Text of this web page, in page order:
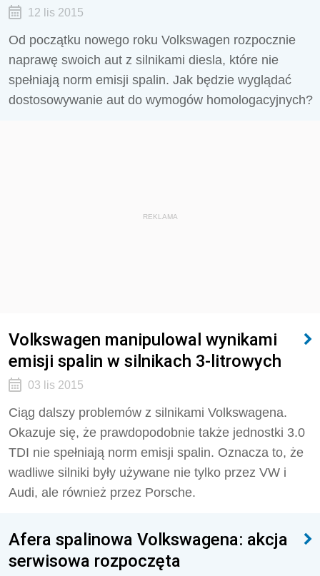
12 lis 2015
Od początku nowego roku Volkswagen rozpocznie
naprawę swoich aut z silnikami diesla, które nie
spełniają norm emisji spalin. Jak będzie wyglądać
dostosowywanie aut do wymogów homologacyjnych?
REKLAMA
Volkswagen manipulowal wynikami
emisji spalin w silnikach 3-litrowych
03 lis 2015
Ciąg dalszy problemów z silnikami Volkswagena.
Okazuje się, że prawdopodobnie także jednostki 3.0
TDI nie spełniają norm emisji spalin. Oznacza to, że
wadliwe silniki były używane nie tylko przez VW i
Audi, ale również przez Porsche.
Afera spalinowa Volkswagena: akcja
serwisowa rozpoczęta